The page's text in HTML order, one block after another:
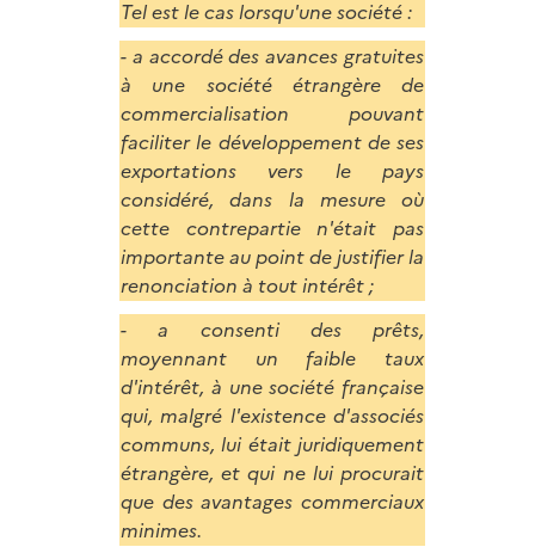
Tel est le cas lorsqu'une société :
- a accordé des avances gratuites
à une société étrangère de
commercialisation pouvant
faciliter le développement de ses
exportations vers le pays
considéré, dans la mesure où
cette contrepartie n'était pas
importante au point de justifier la
renonciation à tout intérêt ;
- a consenti des prêts,
moyennant un faible taux
d'intérêt, à une société française
qui, malgré l'existence d'associés
communs, lui était juridiquement
étrangère, et qui ne lui procurait
que des avantages commerciaux
minimes.